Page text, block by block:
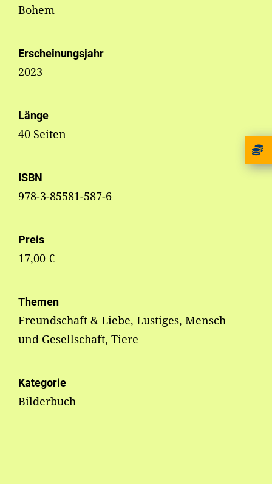
Bohem
Erscheinungsjahr
2023
Länge
40 Seiten
ISBN
978-3-85581-587-6
Preis
17,00 €
Themen
Freundschaft & Liebe, Lustiges, Mensch
und Gesellschaft, Tiere
Kategorie
Bilderbuch